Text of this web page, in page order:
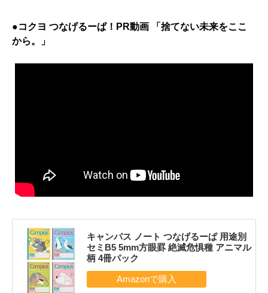
●コクヨ つなげるーぱ！PR動画 「捨てない未来をここ
から。」
キャンパス ノート つなげるーぱ 用途別
セミB5 5mm方眼罫 絶滅危惧種 アニマル
柄 4冊パック